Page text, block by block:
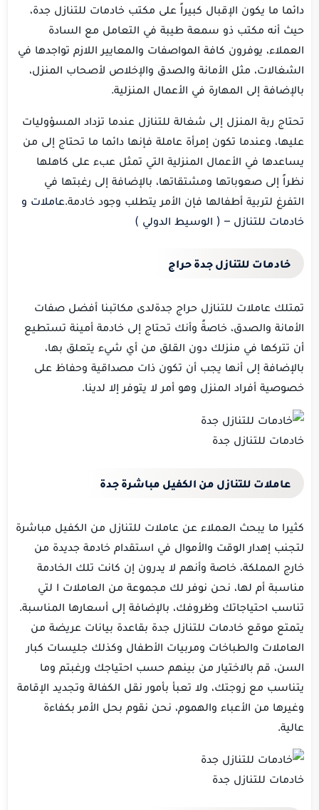
دائما ما يكون الإقبال كبيراً على مكتب خادمات للتنازل جدة،
حيث أنه مكتب ذو سمعة طيبة في التعامل مع السادة
العملاء، يوفرون كافة المواصفات والمعايير اللازم تواجدها في
الشغالات، مثل الأمانة والصدق والإخلاص لأصحاب المنزل،
بالإضافة إلى المهارة في الأعمال المنزلية.
تحتاج ربة المنزل إلى شغالة للتنازل عندما تزداد المسؤوليات
عليها، وعندما تكون إمرأة عاملة فإنها دائما ما تحتاج إلى من
يساعدها في الأعمال المنزلية التي تمثل عبء على كاهلها
نظراً إلى صعوباتها ومشتقاتها، بالإضافة إلى رغبتها في
التفرغ لتربية أطفالها فإن الأمر يتطلب وجود خادمة.عاملات و
خادمات للتنازل – ( الوسيط الدولي )
خادمات للتنازل جدة حراج
تمتلك عاملات للتنازل حراج جدةلدى مكاتبنا أفضل صفات
الأمانة والصدق، خاصةً وأنك تحتاج إلى خادمة أمينة تستطيع
أن تتركها في منزلك دون القلق من أي شيء يتعلق بها،
بالإضافة إلى أنها يجب أن تكون ذات مصداقية وحفاظ على
خصوصية أفراد المنزل وهو أمر لا يتوفر إلا لدينا.
خادمات للتنازل جدة
عاملات للتنازل من الكفيل مباشرة جدة
كثيرا ما يبحث العملاء عن عاملات للتنازل من الكفيل مباشرة
لتجنب إهدار الوقت والأموال في استقدام خادمة جديدة من
خارج المملكة، خاصة وأنهم لا يدرون إن كانت تلك الخادمة
مناسبة أم لها، نحن نوفر لك مجموعة من العاملات ا لتي
تناسب احتياجاتك وظروفك، بالإضافة إلى أسعارها المناسبة.
يتمتع موقع خادمات للتنازل جدة بقاعدة بيانات عريضة من
العاملات والطباخات ومربيات الأطفال وكذلك جليسات كبار
السن، قم بالاختيار من بينهم حسب احتياجك ورغبتم وما
يتناسب مع زوجتك، ولا تعبأ بأمور نقل الكفالة وتجديد الإقامة
وغيرها من الأعباء والهموم، نحن نقوم بحل الأمر بكفاءة
عالية.
خادمات للتنازل جدة